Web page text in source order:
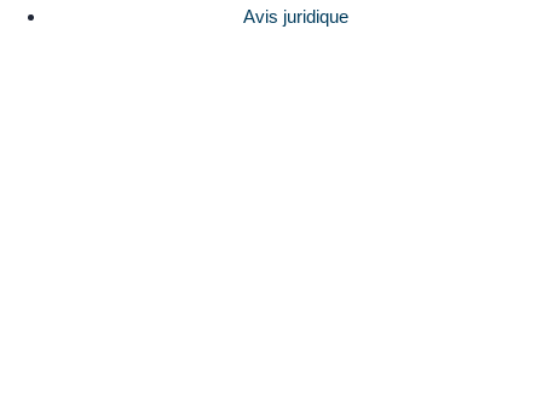
Avis juridique